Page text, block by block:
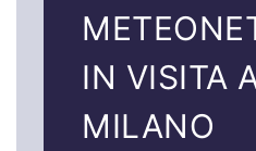
IN VISITA
MILANO